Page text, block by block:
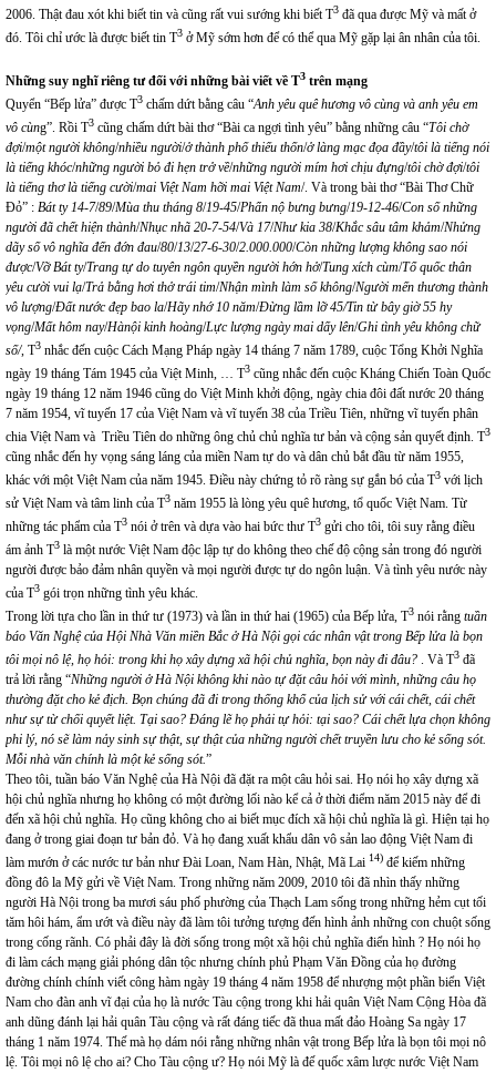
2006. Thật đau xót khi biết tin và cũng rất vui sướng khi biết T3 đã qua được Mỹ và mất ở
đó. Tôi chỉ ước là được biết tin T3 ở Mỹ sớm hơn để có thể qua Mỹ gặp lại ân nhân của tôi.
Những suy nghĩ riêng tư đối với những bài viết về T3 trên mạng
Quyển “Bếp lửa” được T3 chấm dứt bằng câu “Anh yêu quê hương vô cùng và anh yêu em
vô cùng”. Rồi T3 cũng chấm dứt bài thơ “Bài ca ngợi tình yêu” bằng những câu “Tôi chờ
đợi/một người không/nhiều người/ở thành phố thiếu thốn/ở làng mạc đọa đầy/tôi là tiếng nói
là tiếng khóc/những người bỏ đi hẹn trở về/những người mím hơi chịu đựng/tôi chờ đợi/tôi
là tiếng thơ là tiếng cười/mai Việt Nam hỡi mai Việt Nam/. Và trong bài thơ “Bài Thơ Chữ
Đỏ” : Bát ty 14-7/89/Mùa thu tháng 8/19-45/Phẩn nộ bưng bưng/19-12-46/Con số những
người đã chết hiện thành/Nhục nhã 20-7-54/Và 17/Như kia 38/Khắc sâu tâm khảm/Nhửng
dãy số vô nghĩa đến đớn đau/80/13/27-6-30/2.000.000/Còn những lượng không sao nói
được/Vỡ Bát ty/Trang tự do tuyên ngôn quyền người hớn hở/Tung xích cùm/Tổ quốc thân
yêu cười vui lạ/Trả bằng hơi thở trái tim/Nhận mình làm số không/Người mến thương thành
vô lượng/Đất nước đẹp bao la/Hãy nhớ 10 năm/Đừng lầm lỡ 45/Tin từ bây giờ 55 hy
vọng/Mất hôm nay/Hànội kinh hoàng/Lực lượng ngày mai dấy lên/Ghi tình yêu không chữ
số/, T3 nhắc đến cuộc Cách Mạng Pháp ngày 14 tháng 7 năm 1789, cuộc Tổng Khởi Nghĩa
ngày 19 tháng Tám 1945 của Việt Minh, … T3 cũng nhắc đến cuộc Kháng Chiến Toàn Quốc
ngày 19 tháng 12 năm 1946 cũng do Việt Minh khởi động, ngày chia đôi đất nước 20 tháng
7 năm 1954, vĩ tuyến 17 của Việt Nam và vĩ tuyến 38 của Triều Tiên, những vĩ tuyến phân
chia Việt Nam và Triều Tiên do những ông chủ chủ nghĩa tư bản và cộng sản quyết định. T3
cũng nhắc đến hy vọng sáng láng của miền Nam tự do và dân chủ bắt đầu từ năm 1955,
khác với một Việt Nam của năm 1945. Điều này chứng tỏ rõ ràng sự gắn bó của T3 với lịch
sử Việt Nam và tâm linh của T3 năm 1955 là lòng yêu quê hương, tổ quốc Việt Nam. Từ
những tác phẩm của T3 nói ở trên và dựa vào hai bức thư T3 gửi cho tôi, tôi suy rằng điều
ám ảnh T3 là một nước Việt Nam độc lập tự do không theo chế độ cộng sản trong đó người
người được bảo đảm nhân quyền và mọi người được tự do ngôn luận. Và tình yêu nước này
của T3 gói trọn những tình yêu khác.
Trong lời tựa cho lần in thứ tư (1973) và lần in thứ hai (1965) của Bếp lửa, T3 nói rằng tuần
báo Văn Nghệ của Hội Nhà Văn miền Bắc ở Hà Nội gọi các nhân vật trong Bếp lửa là bọn
tôi mọi nô lệ, họ hỏi: trong khi họ xây dựng xã hội chủ nghĩa, bọn này đi đâu? . Và T3 đã
trả lời rằng “Những người ở Hà Nội không khi nào tự đặt câu hỏi với mình, những câu họ
thường đặt cho kẻ địch. Bọn chúng đã đi trong thống khổ của lịch sử với cái chết, cái chết
như sự từ chối quyết liệt. Tại sao? Đáng lẽ họ phải tự hỏi: tại sao? Cái chết lựa chọn không
phi lý, nó sẽ làm nảy sinh sự thật, sự thật của những người chết truyền lưu cho kẻ sống sót.
Mỗi nhà văn chính là một kẻ sống sót.”
Theo tôi, tuần báo Văn Nghệ của Hà Nội đã đặt ra một câu hỏi sai. Họ nói họ xây dựng xã
hội chủ nghĩa nhưng họ không có một đường lối nào kể cả ở thời điểm năm 2015 này để đi
đến xã hội chủ nghĩa. Họ cũng không cho ai biết mục đích xã hội chủ nghĩa là gì. Hiện tại họ
đang ở trong giai đoạn tư bản đỏ. Và họ đang xuất khẩu dân vô sản lao động Việt Nam đi
làm mướn ở các nước tư bản như Đài Loan, Nam Hàn, Nhật, Mã Lai 14) để kiếm những
đồng đô la Mỹ gửi về Việt Nam. Trong những năm 2009, 2010 tôi đã nhìn thấy những
người Hà Nội trong ba mươi sáu phố phường của Thạch Lam sống trong những hẻm cụt tối
tăm hôi hám, ẩm ướt và điều này đã làm tôi tưởng tượng đến hình ảnh những con chuột sống
trong cống rãnh. Có phải đây là đời sống trong một xã hội chủ nghĩa điển hình ? Họ nói họ
đi làm cách mạng giải phóng dân tộc nhưng chính phủ Phạm Văn Đồng của họ đường
đường chính chính viết công hàm ngày 19 tháng 4 năm 1958 để nhượng một phần biển Việt
Nam cho đàn anh vĩ đại của họ là nước Tàu cộng trong khi hải quân Việt Nam Cộng Hòa đã
anh dũng đánh lại hải quân Tàu cộng và rất đáng tiếc đã thua mất đảo Hoàng Sa ngày 17
tháng 1 năm 1974. Thế mà họ dám nói rằng những nhân vật trong Bếp lửa là bọn tôi mọi nô
lệ. Tôi mọi nô lệ cho ai? Cho Tàu cộng ư? Họ nói Mỹ là đế quốc xâm lược nước Việt Nam